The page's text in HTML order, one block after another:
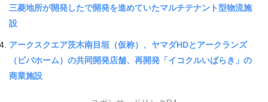
三菱地所が開発したで開発を進めていたマルチテナント型物流施
設
アークスクエア茨木南目垣（仮称）、ヤマダHDとアークランズ
（ビバホーム）の共同開発店舗、再開発「イコクルいばらき」の
商業施設